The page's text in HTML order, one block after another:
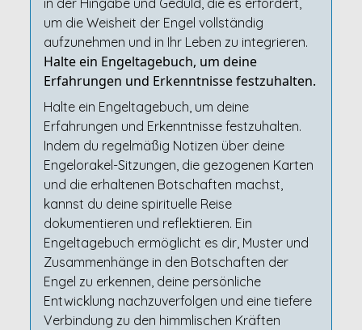
in der Hingabe und Geduld, die es erfordert,
um die Weisheit der Engel vollständig
aufzunehmen und in Ihr Leben zu integrieren.
Halte ein Engeltagebuch, um deine
Erfahrungen und Erkenntnisse festzuhalten.
Halte ein Engeltagebuch, um deine
Erfahrungen und Erkenntnisse festzuhalten.
Indem du regelmäßig Notizen über deine
Engelorakel-Sitzungen, die gezogenen Karten
und die erhaltenen Botschaften machst,
kannst du deine spirituelle Reise
dokumentieren und reflektieren. Ein
Engeltagebuch ermöglicht es dir, Muster und
Zusammenhänge in den Botschaften der
Engel zu erkennen, deine persönliche
Entwicklung nachzuverfolgen und eine tiefere
Verbindung zu den himmlischen Kräften